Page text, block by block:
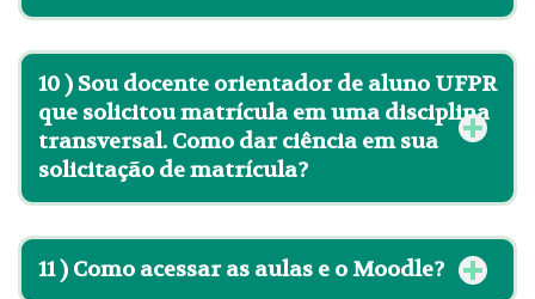
10 ) Sou docente orientador de aluno UFPR
que solicitou matrícula em uma disciplina
transversal. Como dar ciência em sua
solicitação de matrícula?
11 ) Como acessar as aulas e o Moodle?